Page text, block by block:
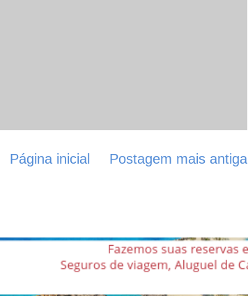
Postagem mais antiga
Página inicial